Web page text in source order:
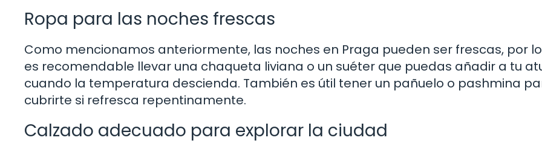
Ropa para las noches frescas
Como mencionamos anteriormente, las noches en Praga pueden ser frescas, por
es recomendable llevar una chaqueta liviana o un suéter que puedas añadir a tu
cuando la temperatura descienda. También es útil tener un pañuelo o pashmina
cubrirte si refresca repentinamente.
Calzado adecuado para explorar la ciudad